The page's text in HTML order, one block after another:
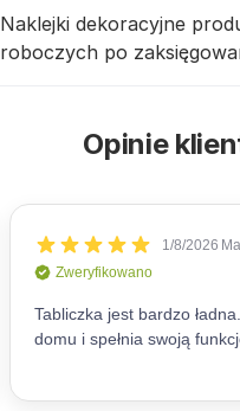
Naklejki dekoracyjne
roboczych po
Opinie